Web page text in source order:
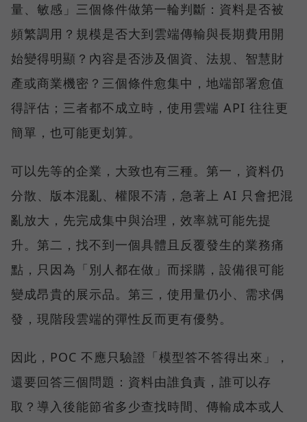
量、敏感」三個條件做第一輪判斷：資料是否被
頻繁調用？規模是否大到雲端傳輸與長期費用開
始變得明顯？內容是否涉及個資、法規、智慧財
產或商業機密？三個條件愈集中，地端部署愈值
得評估；三者都不成立時，使用雲端 API 往往更
簡單，也可能更划算。
可以先等的企業，大致也有三種。第一，資料仍
分散、版本混亂、權限不清，急著上 AI 只會把混
亂放大，先完成集中與治理，效率就可能先提
升。第二，找不到一個具體且反覆發生的業務痛
點，只因為「別人都在做」而採購，設備很可能
變成昂貴的展示品。第三，使用量仍小、需求偶
發，現階段雲端的彈性反而更有優勢。
因此，POC 不應只驗證「模型答不答得出來」，
還要回答三個問題：資料由誰負責，誰可以存
取？導入後能節省多少查找時間、傳輸成本或人